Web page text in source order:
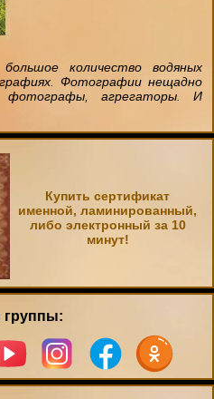
количество водяных
Фотографии нещадно
фотографы, агрегаторы. И
Купить сертификат
именной, ламинированный,
либо электронный за 10
минут!
группы: